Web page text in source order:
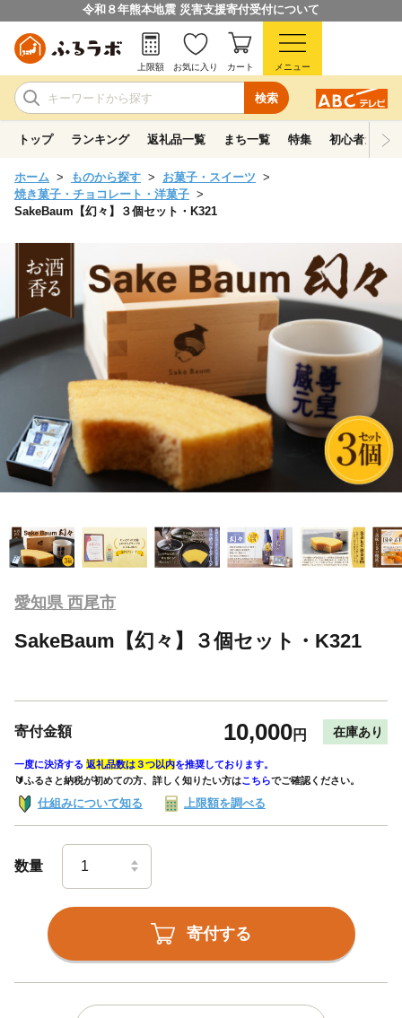
令和８年熊本地震 災害支援寄付受付について
検索
上限額 お気に入り カート メニュー
トップ ランキング 返礼品一覧 まち一覧 特集 初心者ガイド
ホーム ものから探す
お菓子・スイーツ
焼き菓子・チョコレート・洋菓子
SakeBaum【幻々】３個セット・K321
愛知県 西尾市
SakeBaum【幻々】３個セット・K321
寄付金額 10,000円 在庫あり
一度に決済する 返礼品数は３つ以内を推奨しております。
🔰ふるさと納税が初めての方、詳しく知りたい方はこちらでご確認ください。
仕組みについて知る 上限額を調べる
数量
寄付する